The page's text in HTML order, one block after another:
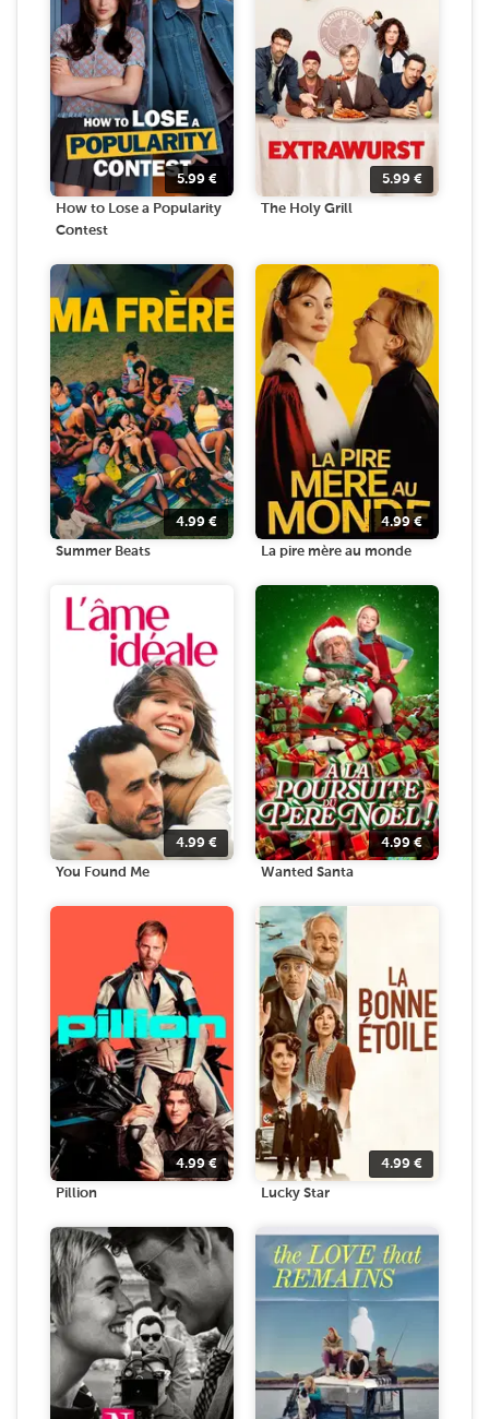
5.99 €
How to Lose a Popularity
Contest
5.99 €
The Holy Grill
4.99 €
Summer Beats
4.99€
La pire mère au monde
4.99 €
You Found Me
4.99€
Wanted Santa
4.99€
Pillion
4.99 €
Lucky Star